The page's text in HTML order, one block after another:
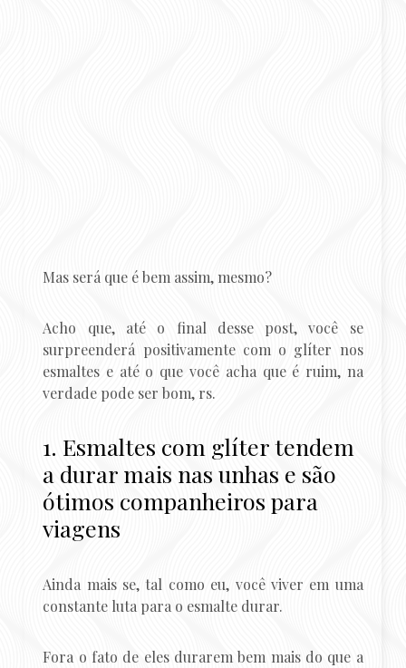
Mas será que é bem assim, mesmo?
Acho que, até o final desse post, você se
surpreenderá positivamente com o glíter nos
esmaltes e até o que você acha que é ruim, na
verdade pode ser bom, rs.
1. Esmaltes com glíter tendem
a durar mais nas unhas e são
ótimos companheiros para
viagens
Ainda mais se, tal como eu, você viver em uma
constante luta para o esmalte durar.
Fora o fato de eles durarem bem mais do que a